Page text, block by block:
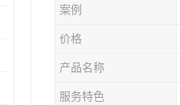
案例
价格
产品名称
服务特色